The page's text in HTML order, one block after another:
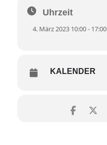
Uhrzeit
4. März 2023 10:00 - 17:00
KALENDER